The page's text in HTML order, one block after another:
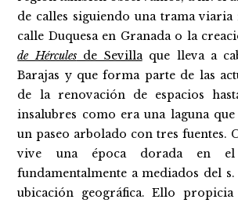
de calles siguiendo una trama
calle Duquesa en Granada o la
de Hérculesde Sevillaque lleva a
Barajas y que forma parte de las
de la renovación de espacios
insalubres como era una laguna
un paseo arbolado con tres fuentes.
vive una época dorada en el
fundamentalmente a mediados del
ubicación geográfica. Ello propicia